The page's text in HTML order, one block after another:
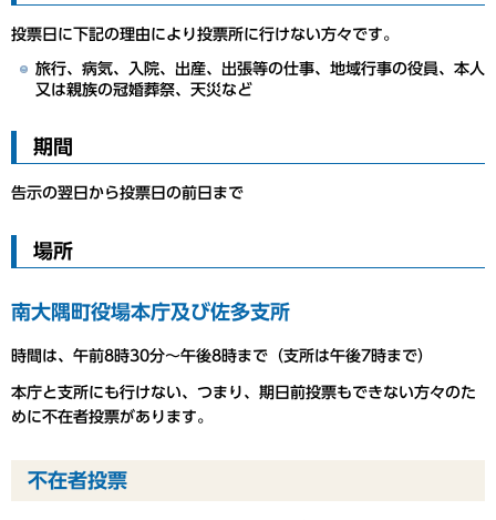
投票日に下記の理由により投票所に行けない方々です。
旅行、病気、入院、出産、出張等の仕事、地域行事の役員、本人
又は親族の冠婚葬祭、天災など
期間
告示の翌日から投票日の前日まで
場所
南大隅町役場本庁及び佐多支所
時間は、午前8時30分～午後8時まで（支所は午後7時まで）
本庁と支所にも行けない、つまり、期日前投票もできない方々のた
めに不在者投票があります。
不在者投票